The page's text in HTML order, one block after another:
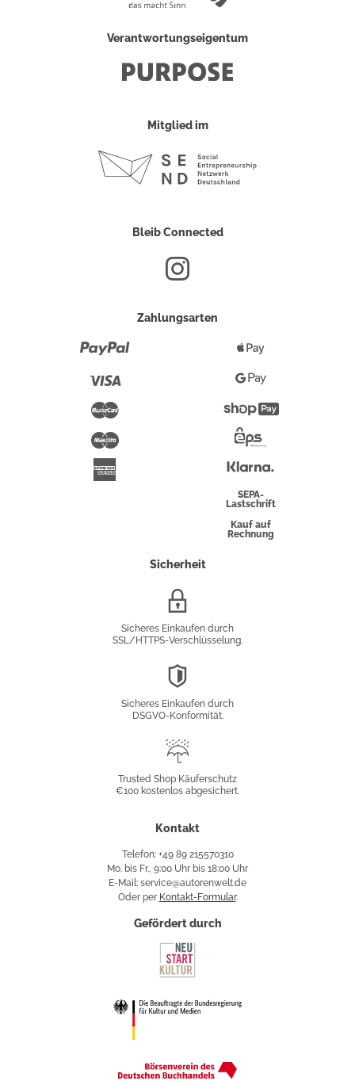
Verantwortungseigentum
Mitglied im
Bleib Connected
Zahlungsarten
Maestro
Pay
Google
Pay
Überweisung
SEPA-
Lastschrift
Kauf auf
Rechnung
Sicherheit
Sicheres Einkaufen durch
SSL/HTTPS-Verschlüsselung.
Sicheres Einkaufen durch
DSGVO-Konformität.
Käuferschutz
Trusted Shop Käuferschutz
€100 kostenlos abgesichert.
Kontakt
Telefon: +49 89 215570310
Mo. bis Fr., 9:00 Uhr bis 18:00 Uhr
E-Mail: service@autorenwelt.de
Oder per Kontakt-Formular.
Gefördert durch